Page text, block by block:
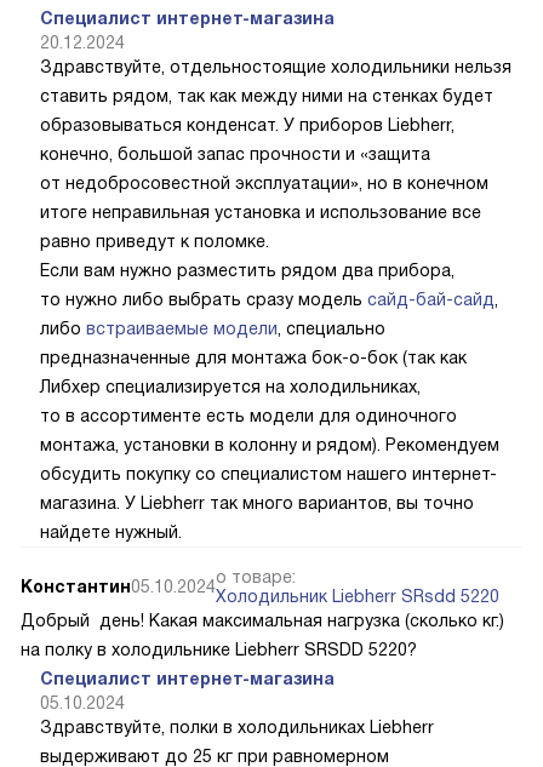
Специалист интернет-магазина
20.12.2024
Здравствуйте, отдельностоящие холодильники нельзя
ставить рядом, так как между ними на стенках будет
образовываться конденсат. У приборов Liebherr,
конечно, большой запас прочности и «защита
от недобросовестной эксплуатации», но в конечном
итоге неправильная установка и использование все
равно приведут к поломке.
Если вам нужно разместить рядом два прибора,
то нужно либо выбрать сразу модель сайд-бай-сайд
либо встраиваемые модели , специально
предназначенные для монтажа бок-о-бок (так как
Либхер специализируется на холодильниках,
то в ассортименте есть модели для одиночного
монтажа, установки в колонну и рядом). Рекомендуем
обсудить покупку со специалистом нашего интернет-
магазина. У Liebherr так много вариантов, вы точно
найдете нужный.
Константин05.10.2024о товаре:
Холодильник Liebherr SRsdd 5220
Добрый день! Какая максимальная нагрузка (сколько кг.)
на полку в холодильнике Liebherr SRSDD 5220?
Специалист интернет-магазина
05.10.2024
Здравствуйте, полки в холодильниках Liebherr
выдерживают до 25 кг при равномерном